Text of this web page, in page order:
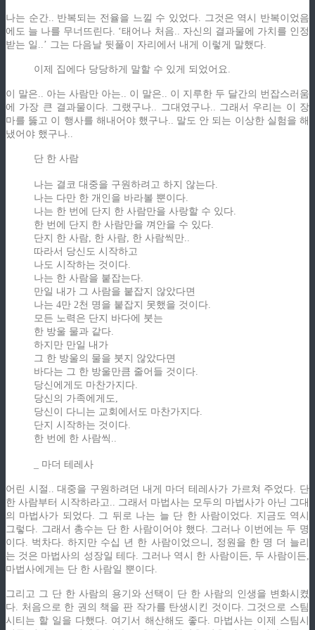
나는 순간.. 반복되는 전율을 느낄 수 있었다. 그것은 역시 반복이었음
에도 늘 나를 무너뜨린다. ‘태어나 처음.. 자신의 결과물에 가치를 인정
받는 일..’ 그는 다음날 뒷풀이 자리에서 내게 이렇게 말했다.
이제 집에다 당당하게 말할 수 있게 되었어요.
이 말은.. 아는 사람만 아는.. 이 말은.. 이 지루한 두 달간의 번잡스러움
에 가장 큰 결과물이다. 그랬구나.. 그대였구나.. 그래서 우리는 이 장
마를 뚫고 이 행사를 해내어야 했구나.. 말도 안 되는 이상한 실험을 해
냈어야 했구나..
단 한 사람
나는 결코 대중을 구원하려고 하지 않는다.
나는 다만 한 개인을 바라볼 뿐이다.
나는 한 번에 단지 한 사람만을 사랑할 수 있다.
한 번에 단지 한 사람만을 껴안을 수 있다.
단지 한 사람, 한 사람, 한 사람씩만..
따라서 당신도 시작하고
나도 시작하는 것이다.
나는 한 사람을 붙잡는다.
만일 내가 그 사람을 붙잡지 않았다면
나는 4만 2천 명을 붙잡지 못했을 것이다.
모든 노력은 단지 바다에 붓는
한 방울 물과 같다.
하지만 만일 내가
그 한 방울의 물을 붓지 않았다면
바다는 그 한 방울만큼 줄어들 것이다.
당신에게도 마찬가지다.
당신의 가족에게도,
당신이 다니는 교회에서도 마찬가지다.
단지 시작하는 것이다.
한 번에 한 사람씩..
_ 마더 테레사
어린 시절.. 대중을 구원하려던 내게 마더 테레사가 가르쳐 주었다. 단
한 사람부터 시작하라고.. 그래서 마법사는 모두의 마법사가 아닌 그대
의 마법사가 되었다. 그 뒤로 나는 늘 단 한 사람이었다. 지금도 역시
그렇다. 그래서 총수는 단 한 사람이어야 했다. 그러나 이번에는 두 명
이다. 벅차다. 하지만 수십 년 한 사람이었으니, 정원을 한 명 더 늘리
는 것은 마법사의 성장일 테다. 그러나 역시 한 사람이든, 두 사람이든,
마법사에게는 단 한 사람일 뿐이다.
그리고 그 단 한 사람의 용기와 선택이 단 한 사람의 인생을 변화시켰
다. 처음으로 한 권의 책을 판 작가를 탄생시킨 것이다. 그것으로 스팀
시티는 할 일을 다했다. 여기서 해산해도 좋다. 마법사는 이제 스팀시